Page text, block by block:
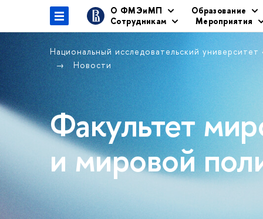
О ФМЭиМП
Образование
Сотрудникам
Мероприятия
Национальный исследовательский
Новости
Факультет
и мировой